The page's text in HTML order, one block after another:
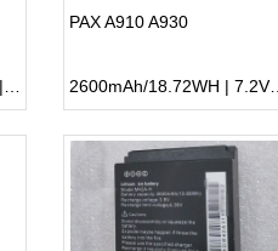
PAX A910 A930
2600mAh/18.72WH | 7.2V | Li-ion ...